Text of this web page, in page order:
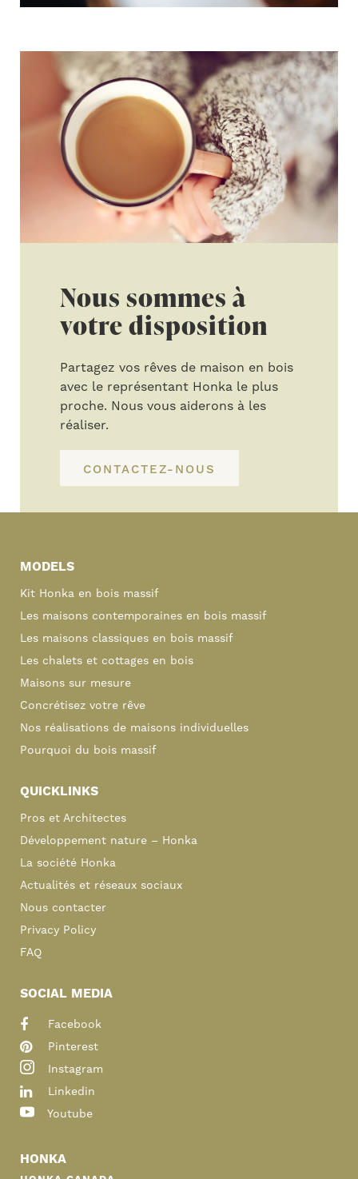
Nous sommes à
votre disposition
Partagez vos rêves de maison en bois
avec le représentant Honka le plus
proche. Nous vous aiderons à les
réaliser.
CONTACTEZ-NOUS
Sidebar
MODELS
Kit Honka en bois massif
Les maisons contemporaines en bois massif
Les maisons classiques en bois massif
Les chalets et cottages en bois
Maisons sur mesure
Concrétisez votre rêve
Nos réalisations de maisons individuelles
Pourquoi du bois massif
QUICKLINKS
Pros et Architectes
Développement nature – Honka
La société Honka
Actualités et réseaux sociaux
Nous contacter
Privacy Policy
FAQ
SOCIAL MEDIA
Facebook
Pinterest
Instagram
Linkedin
Youtube
HONKA